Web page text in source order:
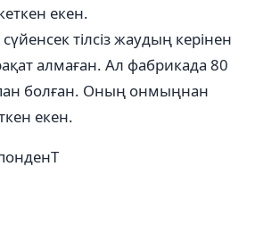
екен.
тілсіз жаудың керінен
алмаған. Ал фабрикада 80
болған. Оның онмыңнан
екен.